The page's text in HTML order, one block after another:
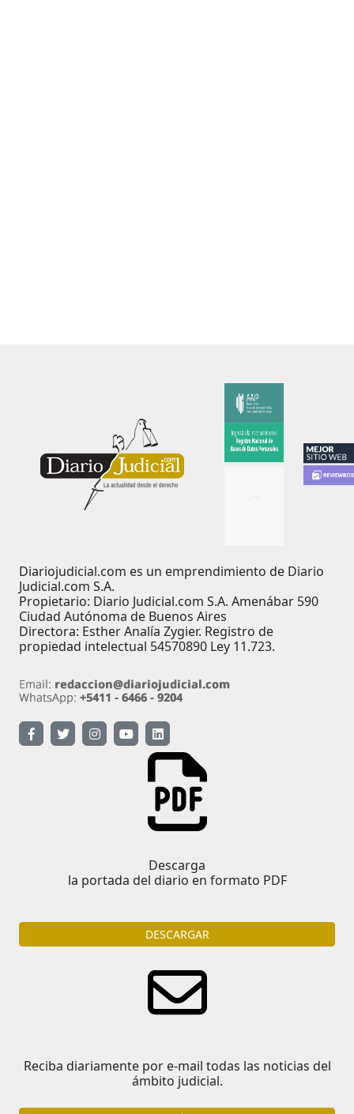
Diariojudicial.com es un emprendimiento de Diario
Judicial.com S.A.
Propietario: Diario Judicial.com S.A. Amenábar 590
Ciudad Autónoma de Buenos Aires
Directora: Esther Analía Zygier. Registro de
propiedad intelectual 54570890 Ley 11.723.
Descarga
la portada del diario en formato PDF
DESCARGAR
Reciba diariamente por e-mail todas las noticias del
ámbito judicial.